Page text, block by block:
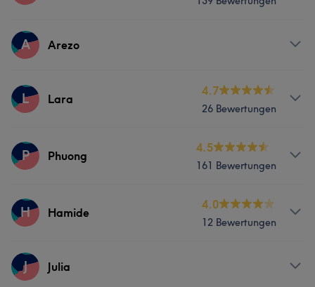
Was unsere Kunden über Dana sagen
Freundlich
Services
Was unsere Kunden über Mimi sagen
Kompetent
A Arezo
Services
L Lara
4.7
26 Bewertungen
Services
P Phuong
4.5
161 Bewertungen
Services
Was unsere Kunden über Phuong sagen
H Hamide
4.0
12 Bewertungen
Services
J Julia